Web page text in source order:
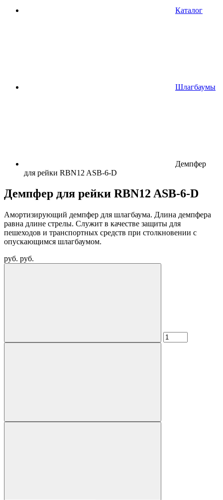
Каталог
Шлагбаумы
Демпфер
для рейки RBN12 ASB-6-D
Демпфер для рейки RBN12 ASB-6-D
Амортизирующий демпфер для шлагбаума. Длина демпфера
равна длине стрелы. Служит в качестве защиты для
пешеходов и транспортных средств при столкновении с
опускающимся шлагбаумом.
руб. руб.